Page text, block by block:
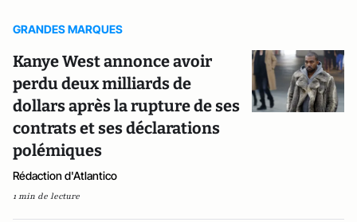
GRANDES MARQUES
Kanye West annonce avoir
perdu deux milliards de
dollars après la rupture de ses
contrats et ses déclarations
polémiques
Rédaction d'Atlantico
1 min de lecture